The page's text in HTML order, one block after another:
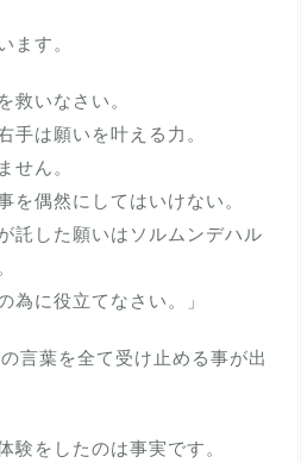
ます。
救いなさい。
手は願いを叶える力。
せん。
を偶然にしてはいけない。
託した願いはソルムンデハル
為に役立てなさい。」
言葉を全て受け止める事が出
験をしたのは事実です。